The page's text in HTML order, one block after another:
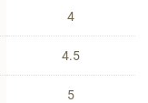
4
4.5
5